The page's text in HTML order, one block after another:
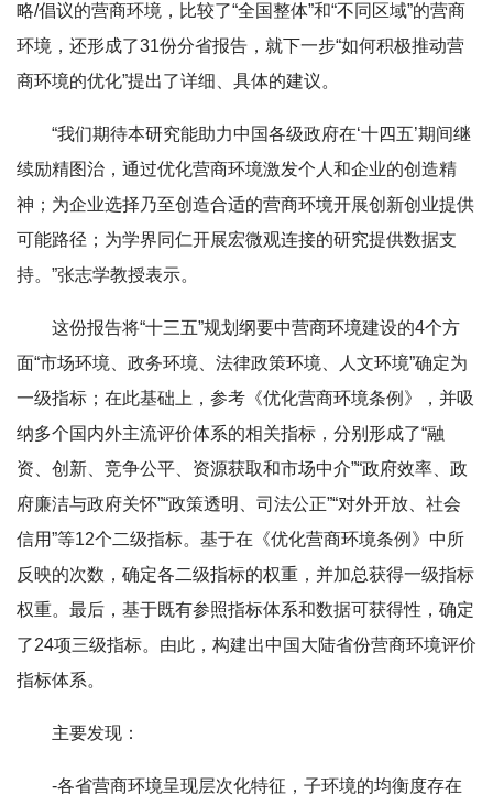
略/倡议的营商环境，比较了“全国整体”和“不同区域”的营商
环境，还形成了31份分省报告，就下一步“如何积极推动营
商环境的优化”提出了详细、具体的建议。
“我们期待本研究能助力中国各级政府在‘十四五’期间继
续励精图治，通过优化营商环境激发个人和企业的创造精
神；为企业选择乃至创造合适的营商环境开展创新创业提供
可能路径；为学界同仁开展宏微观连接的研究提供数据支
持。”张志学教授表示。
这份报告将“十三五”规划纲要中营商环境建设的4个方
面“市场环境、政务环境、法律政策环境、人文环境”确定为
一级指标；在此基础上，参考《优化营商环境条例》，并吸
纳多个国内外主流评价体系的相关指标，分别形成了“融
资、创新、竞争公平、资源获取和市场中介”“政府效率、政
府廉洁与政府关怀”“政策透明、司法公正”“对外开放、社会
信用”等12个二级指标。基于在《优化营商环境条例》中所
反映的次数，确定各二级指标的权重，并加总获得一级指标
权重。最后，基于既有参照指标体系和数据可获得性，确定
了24项三级指标。由此，构建出中国大陆省份营商环境评价
指标体系。
主要发现：
-各省营商环境呈现层次化特征，子环境的均衡度存在